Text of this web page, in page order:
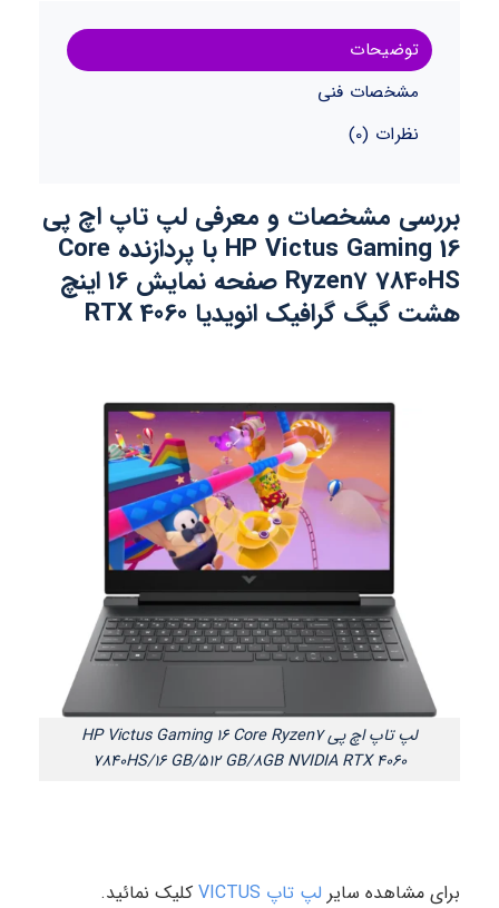
توضیحات
مشخصات فنی
نظرات (0)
بررسی مشخصات و معرفی لپ تاپ اچ پی
HP Victus Gaming 16 با پردازنده Core
Ryzen7 7840HS صفحه نمایش 16 اینچ
هشت گیگ گرافیک انویدیا RTX 4060
لپ تاپ اچ پی HP Victus Gaming 16 Core Ryzen7
7840HS/16 GB/512 GB/8GB NVIDIA RTX 4060
برای مشاهده سایر لپ تاپ VICTUS کلیک نمائید.